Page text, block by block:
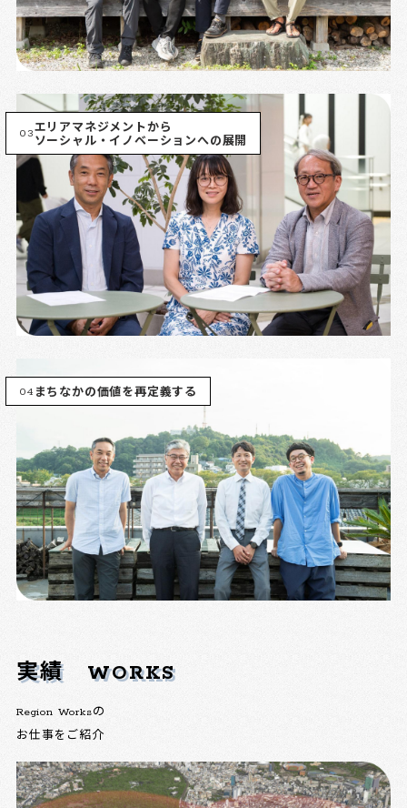
03エリアマネジメントから
ソーシャル・イノベーションへの展開
04 まちなかの価値を再定義する
実績 WORKS
Region Worksの
お仕事をご紹介